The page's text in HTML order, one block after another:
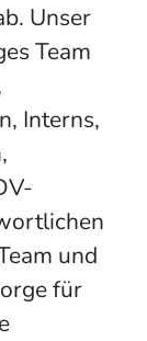
Unser
Team
Interns,
und
für